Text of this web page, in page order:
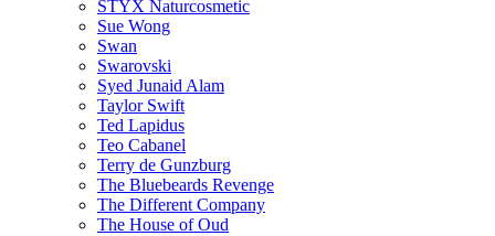
STYX Naturсosmetic
Sue Wong
Swan
Swarovski
Syed Junaid Alam
Taylor Swift
Ted Lapidus
Teo Cabanel
Terry de Gunzburg
The Bluebeards Revenge
The Different Company
The House of Oud